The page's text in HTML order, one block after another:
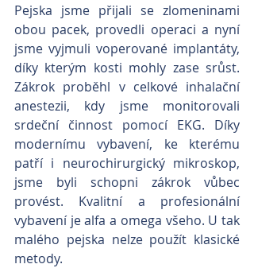
Pejska jsme přijali se zlomeninami
obou pacek, provedli operaci a nyní
jsme vyjmuli voperované implantáty,
díky kterým kosti mohly zase srůst.
Zákrok proběhl v celkové inhalační
anestezii, kdy jsme monitorovali
srdeční činnost pomocí EKG. Díky
modernímu vybavení, ke kterému
patří i neurochirurgický mikroskop,
jsme byli schopni zákrok vůbec
provést. Kvalitní a profesionální
vybavení je alfa a omega všeho. U tak
malého pejska nelze použít klasické
metody.